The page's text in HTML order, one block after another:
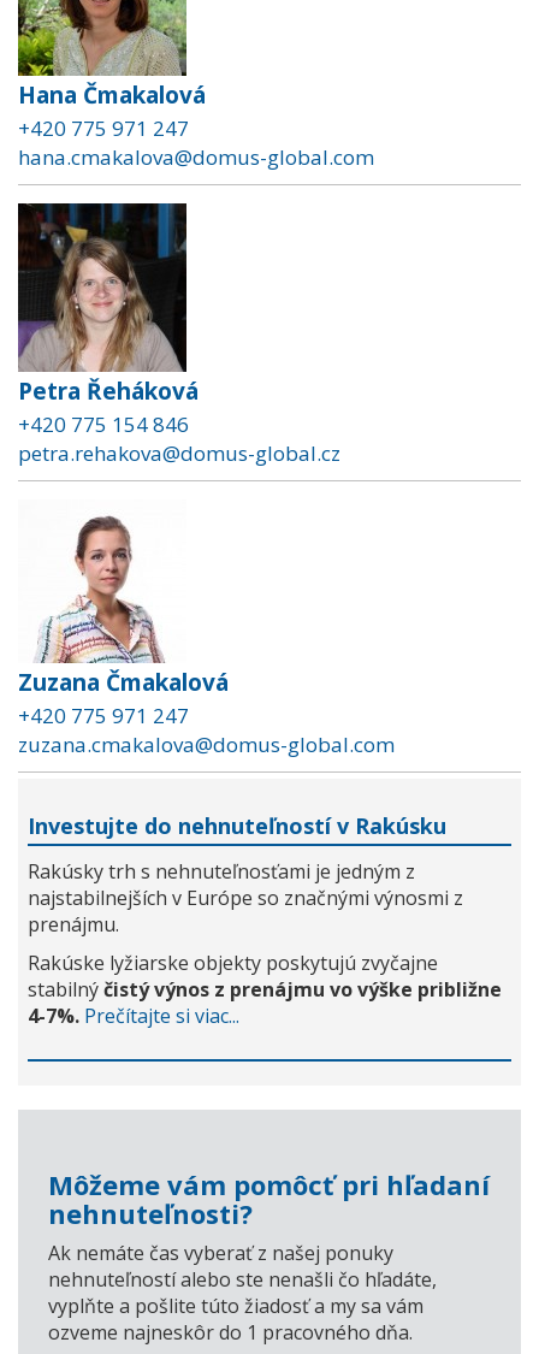
Hana Čmakalová
+420 775 971 247
hana.cmakalova@domus-global.com
Petra Řeháková
+420 775 154 846
petra.rehakova@domus-global.cz
Zuzana Čmakalová
+420 775 971 247
zuzana.cmakalova@domus-global.com
Investujte do nehnuteľností v Rakúsku
Rakúsky trh s nehnuteľnosťami je jedným z
najstabilnejších v Európe so značnými výnosmi z
prenájmu.
Rakúske lyžiarske objekty poskytujú zvyčajne
stabilnýčistý výnos z prenájmu vo výške približne
4-7%. Prečítajte si viac...
Môžeme vám pomôcť pri hľadaní
nehnuteľnosti?
Ak nemáte čas vyberať z našej ponuky
nehnuteľností alebo ste nenašli čo hľadáte,
vyplňte a pošlite túto žiadosť a my sa vám
ozveme najneskôr do 1 pracovného dňa.